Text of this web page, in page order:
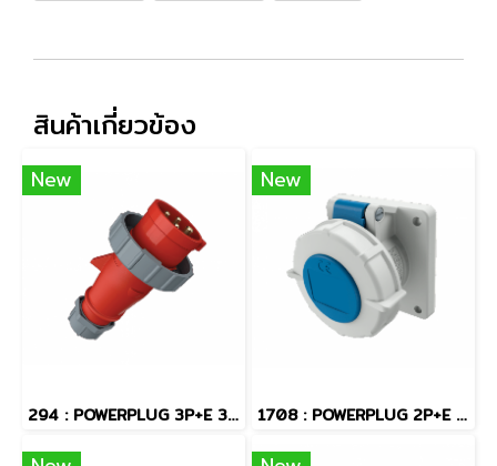
สินค้าเกี่ยวข้อง
New
294 : POWERPLUG 3P+E 32A400Vผู้(IP67)
New
1708 : POWERPLUG 2P+E 16A230Vเมียฝัง(IP67)